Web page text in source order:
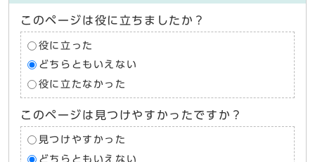
このページは役に立ちましたか？
役に立った
どちらともいえない
役に立たなかった
このページは見つけやすかったですか？
見つけやすかった
どちらともいえない